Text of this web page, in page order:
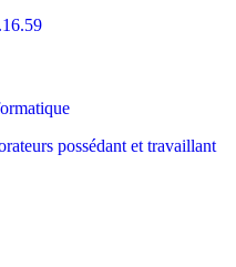
possédant et travaillant